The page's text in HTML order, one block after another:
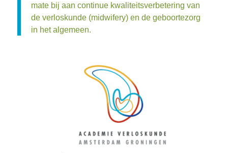
mate bij aan continue kwaliteitsverbetering van
de verloskunde (midwifery) en de geboortezorg
in het algemeen.